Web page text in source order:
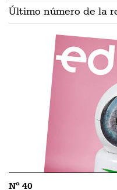
Último número de la
Nº 40